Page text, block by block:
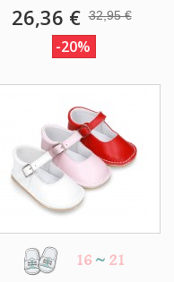
26,36 € 32,95 €
-20%
16 ~ 21